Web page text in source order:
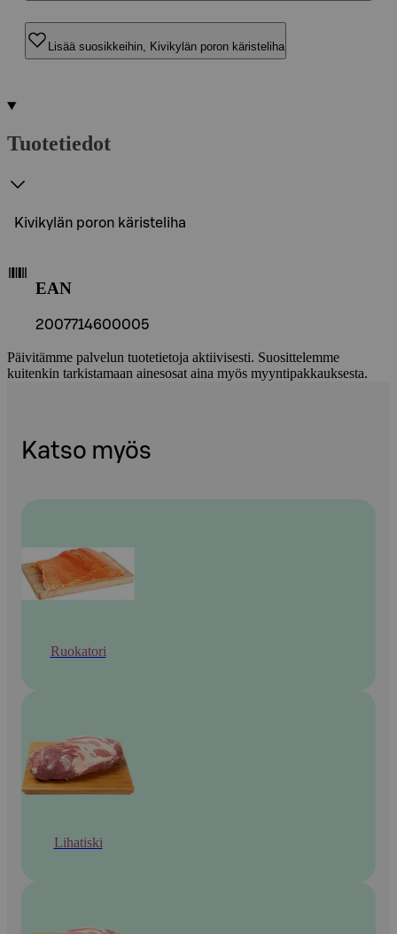
Lisää suosikkeihin, Kivikylän poron käristeliha
Tuotetiedot
Kivikylän poron käristeliha
EAN
2007714600005
Päivitämme palvelun tuotetietoja aktiivisesti. Suosittelemme
kuitenkin tarkistamaan ainesosat aina myös myyntipakkauksesta.
Katso myös
Ruokatori
Lihatiski